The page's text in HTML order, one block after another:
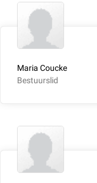
Maria Coucke
Bestuurslid